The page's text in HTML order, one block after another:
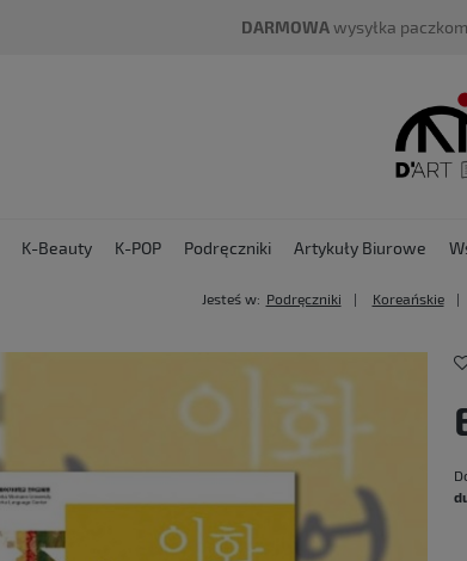
DARMOWAwysyłka
K-Beauty K-POP Podręczniki Artykuły Biurowe
Jesteś w: Podręczniki Koreańskie